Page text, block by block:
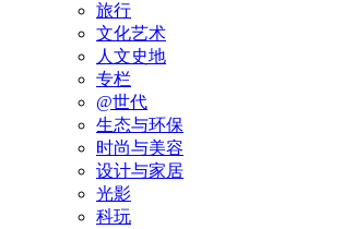
旅行
文化艺术
人文史地
专栏
@世代
生态与环保
时尚与美容
设计与家居
光影
科玩